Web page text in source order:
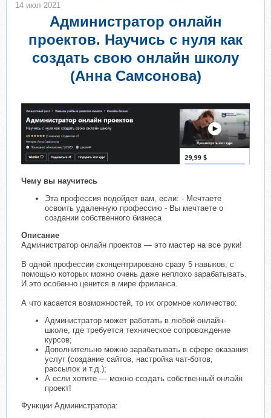
Администратор онлайн
проектов. Научись с нуля как
создать свою онлайн школу
(Анна Самсонова)
Чему вы научитесь
Эта профессия подойдет вам, если: - Мечтаете
освоить удаленную профессию - Вы мечтаете о
создании собственного бизнеса
Описание
Администратор онлайн проектов — это мастер на все руки!
В одной профессии сконцентрировано сразу 5 навыков, с
помощью которых можно очень даже неплохо зарабатывать.
И это особенно ценится в мире фриланса.
А что касается возможностей, то их огромное количество:
Администратор может работать в любой онлайн-
школе, где требуется техническое сопровождение
курсов;
Дополнительно можно зарабатывать в сфере оказания
услуг (создание сайтов, настройка чат-ботов,
рассылок и т.д.);
А если хотите — можно создать собственный онлайн
проект!
Функции Администратора:
14 июл 2021